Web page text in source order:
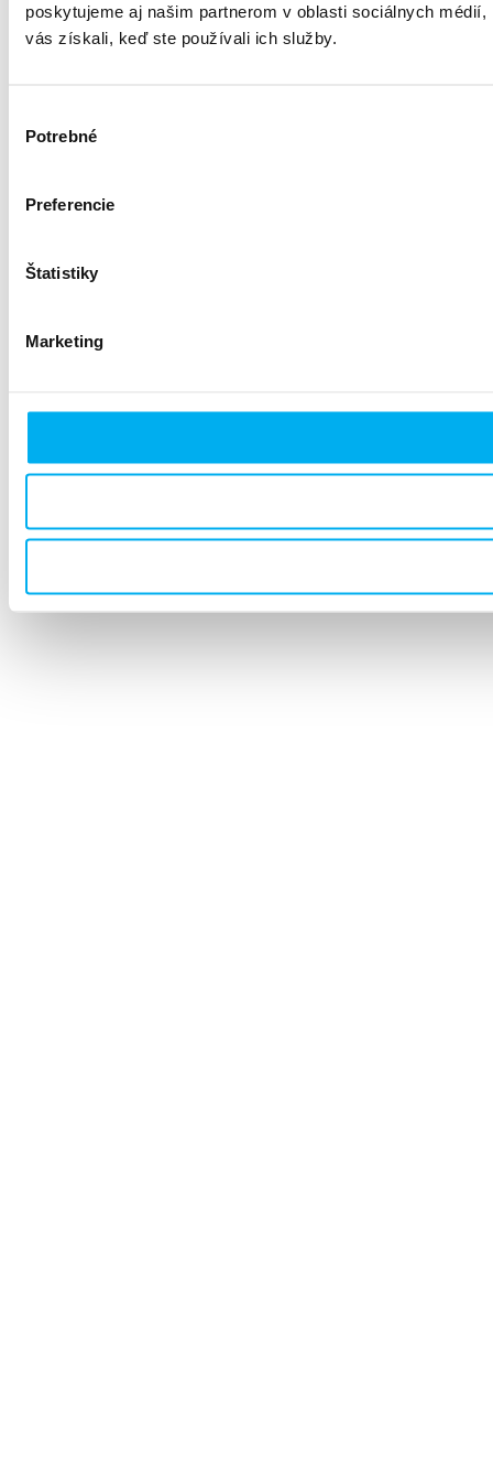
poskytujeme aj našim partnerom v oblasti sociálnych
vás získali, keď ste používali ich služby.
súhlasu
Potrebné
Preferencie
Štatistiky
Marketing